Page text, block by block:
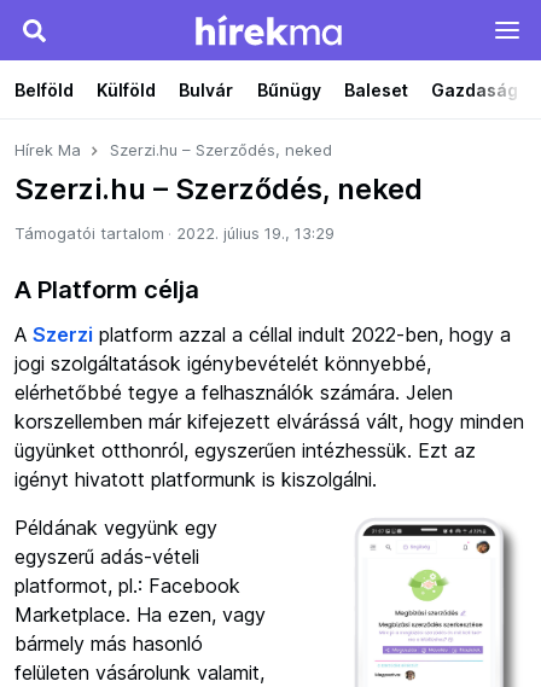
Belföld Külföld Bulvár Bűnügy Baleset Gazdaság
Hírek Ma Szerzi.hu – Szerződés, neked
Szerzi.hu – Szerződés, neked
Támogatói tartalom 2022. július 19., 13:29
A Platform célja
A Szerzi platform azzal a céllal indult 2022-ben, hogy a
jogi szolgáltatások igénybevételét könnyebbé,
elérhetőbbé tegye a felhasználók számára. Jelen
korszellemben már kifejezett elvárássá vált, hogy minden
ügyünket otthonról, egyszerűen intézhessük. Ezt az
igényt hivatott platformunk is kiszolgálni.
Példának vegyünk egy
egyszerű adás-vételi
platformot, pl.: Facebook
Marketplace. Ha ezen, vagy
bármely más hasonló
felületen vásárolunk valamit,